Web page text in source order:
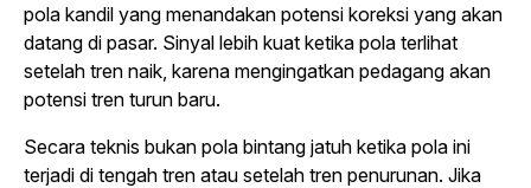
pola kandil yang menandakan potensi koreksi yang akan
datang di pasar. Sinyal lebih kuat ketika pola terlihat
setelah tren naik, karena mengingatkan pedagang akan
potensi tren turun baru.
Secara teknis bukan pola bintang jatuh ketika pola ini
terjadi di tengah tren atau setelah tren penurunan. Jika